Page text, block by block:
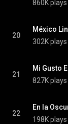
860K plays
20
México
302K plays
21
Mi Gusto
827K plays
22
En la
198K plays